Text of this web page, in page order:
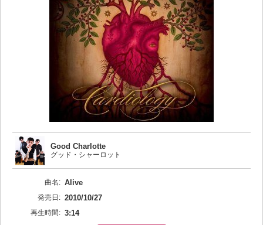
Good Charlotte
グッド・シャーロット
曲名: Alive
発売日: 2010/10/27
再生時間: 3:14